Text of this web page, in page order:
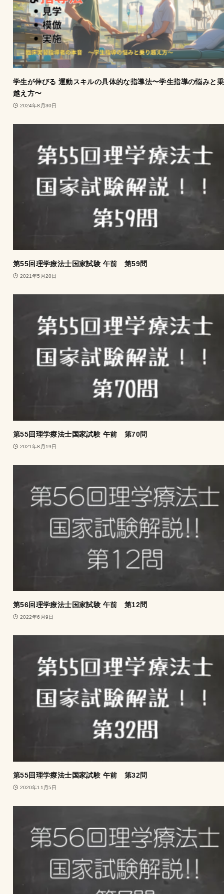
学生が伸びる 運動スキルの具体的な指導法〜学生指導の悩みと
越え方〜
2024年8月30日
第55回理学療法士国家試験 午前 第59問
2021年5月20日
第55回理学療法士国家試験 午前 第70問
2021年8月19日
第56回理学療法士国家試験 午前 第12問
2022年6月9日
第55回理学療法士国家試験 午前 第32問
2020年11月5日